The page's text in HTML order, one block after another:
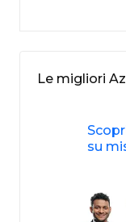
Le migliori
su